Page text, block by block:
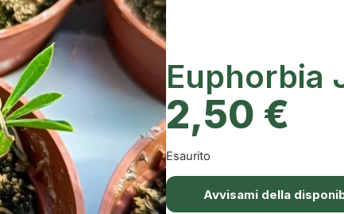
Euphorbia
2,50 €
Esaurito
Avvisami della